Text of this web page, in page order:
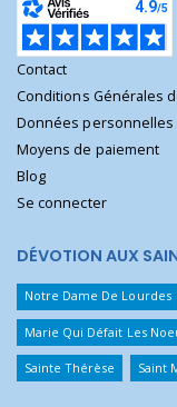
Contact
Conditions Générales
Données personnelles
Moyens de paiement
Blog
Se connecter
DÉVOTION AUX
Notre Dame De Lourdes
Marie Qui Défait Les
Sainte Thérèse Saint